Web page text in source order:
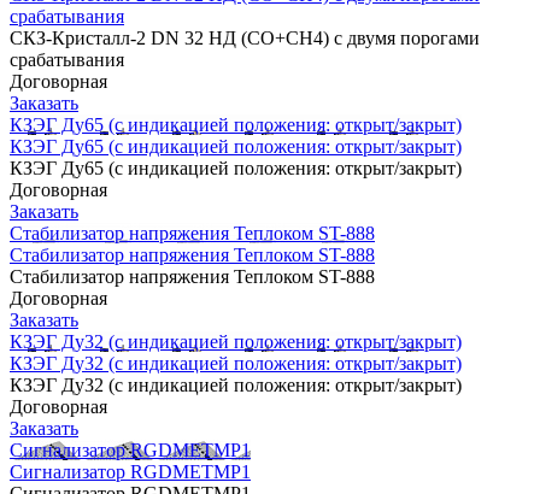
срабатывания
СКЗ-Кристалл-2 DN 32 НД (СО+CH4) с двумя порогами
срабатывания
Договорная
Заказать
КЗЭГ Ду65 (с индикацией положения: открыт/закрыт)
КЗЭГ Ду65 (с индикацией положения: открыт/закрыт)
КЗЭГ Ду65 (с индикацией положения: открыт/закрыт)
Договорная
Заказать
Стабилизатор напряжения Теплоком ST-888
Стабилизатор напряжения Теплоком ST-888
Стабилизатор напряжения Теплоком ST-888
Договорная
Заказать
КЗЭГ Ду32 (с индикацией положения: открыт/закрыт)
КЗЭГ Ду32 (с индикацией положения: открыт/закрыт)
КЗЭГ Ду32 (с индикацией положения: открыт/закрыт)
Договорная
Заказать
Сигнализатор RGDMEТMP1
Сигнализатор RGDMEТMP1